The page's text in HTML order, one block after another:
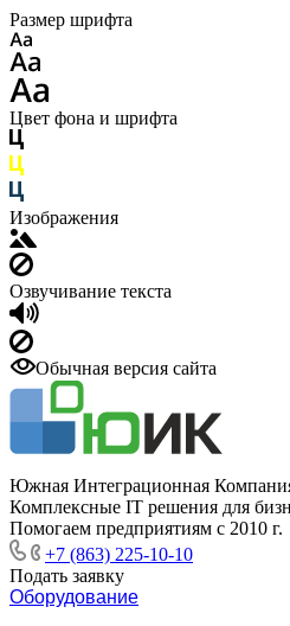
Размер шрифта
Цвет фона и шрифта
Изображения
Озвучивание текста
Обычная версия сайта
Южная Интеграционная
Комплексные IT решения для
Помогаем предприятиям с 2010 г.
+7 (863) 225-10-10
Подать заявку
Оборудование